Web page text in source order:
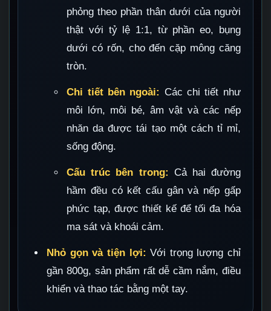
phỏng theo phần thân dưới của người
thật với tỷ lệ 1:1, từ phần eo, bụng
dưới có rốn, cho đến cặp mông căng
tròn.
Chi tiết bên ngoài: Các chi tiết như
môi lớn, môi bé, âm vật và các nếp
nhăn da được tái tạo một cách tỉ mỉ,
sống động.
Cấu trúc bên trong: Cả hai đường
hầm đều có kết cấu gân và nếp gấp
phức tạp, được thiết kế để tối đa hóa
ma sát và khoái cảm.
Nhỏ gọn và tiện lợi: Với trọng lượng chỉ
gần 800g, sản phẩm rất dễ cầm nắm, điều
khiển và thao tác bằng một tay.